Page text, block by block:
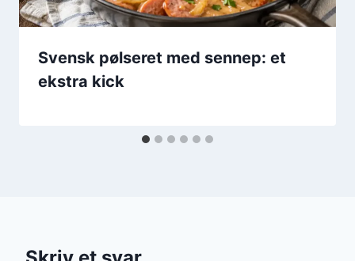
Svensk pølseret med sennep: et
ekstra kick